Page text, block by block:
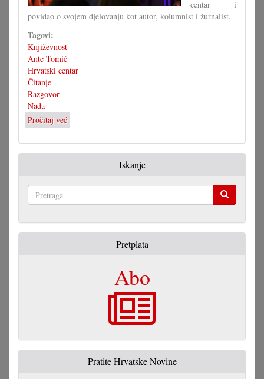
centar i
povidao o svojem djelovanju kot autor, kolumnist i žurnalist.
Tagovi:
Književnost
Ante Tomić
Hrvatski centar
Čitanje
Razgovor
Nada
Pročitaj već
Tomić
u
gosti
Iskanje
Pretplata
Abo
Pratite Hrvatske Novine